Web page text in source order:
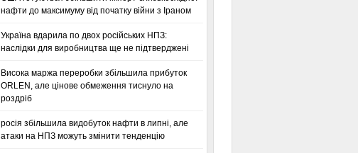
нафти до максимуму від початку війни з Іраном
Україна вдарила по двох російських НПЗ:
наслідки для виробництва ще не підтверджені
Висока маржа переробки збільшила прибуток
ORLEN, але цінове обмеження тиснуло на
роздріб
росія збільшила видобуток нафти в липні, але
атаки на НПЗ можуть змінити тенденцію